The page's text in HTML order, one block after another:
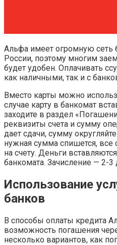
Альфа имеет огромную сеть
России, поэтому многим
будет удобен. Оплачивать
как наличными, так и с
Вместо карты можно
случае карту в банкомат
заходите в раздел
реквизиты счета и сумму
дает сдачи, сумму
нужная сумма спишется, все
на счету. Деньги
банкомата. Зачисление — 2-3
Использование
банков
В способы оплаты кредита
возможность погашения
несколько вариантов, как